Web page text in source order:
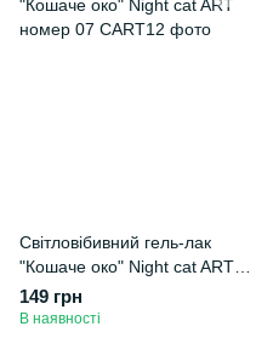
Світловібивний гель-лак
"Кошаче око" Night cat ART
номер 07
149 грн
В наявності